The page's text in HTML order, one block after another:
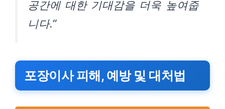
공간에 대한 기대감을 더욱 높여줍
니다.”
포장이사 피해, 예방 및 대처법